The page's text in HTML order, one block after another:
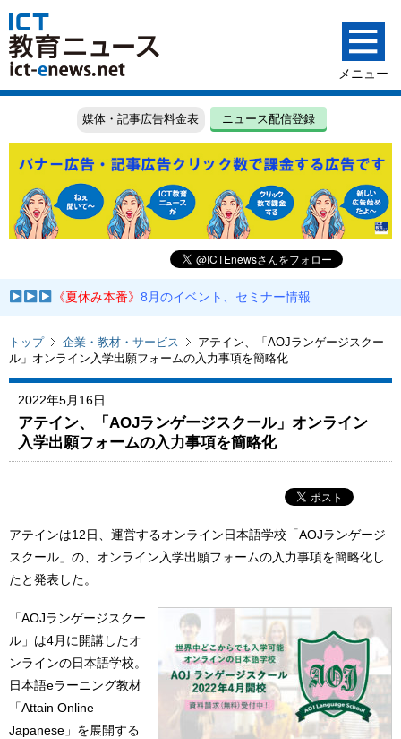
媒体・記事広告料金表 ニュース配信登録
《夏休み本番》8月のイベント、セミナー情報
トップ 企業・教材・サービス
アテイン、「AOJランゲージスクー
ル」オンライン入学出願フォームの入力事項を簡略化
2022年5月16日
アテイン、「AOJランゲージスクール」オンライン
入学出願フォームの入力事項を簡略化
アテインは12日、運営するオンライン日本語学校「AOJランゲージ
スクール」の、オンライン入学出願フォームの入力事項を簡略化し
たと発表した。
「AOJランゲージスクー
ル」は4月に開講したオ
ンラインの日本語学校。
日本語eラーニング教材
「Attain Online
Japanese」を展開する